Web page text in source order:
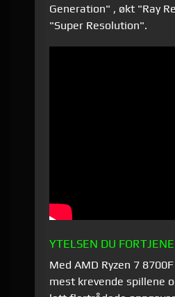
Generation" , økt "Ray
"Super Resolution".
YTELSEN DU
Med AMD Ryzen 7
mest krevende spillene